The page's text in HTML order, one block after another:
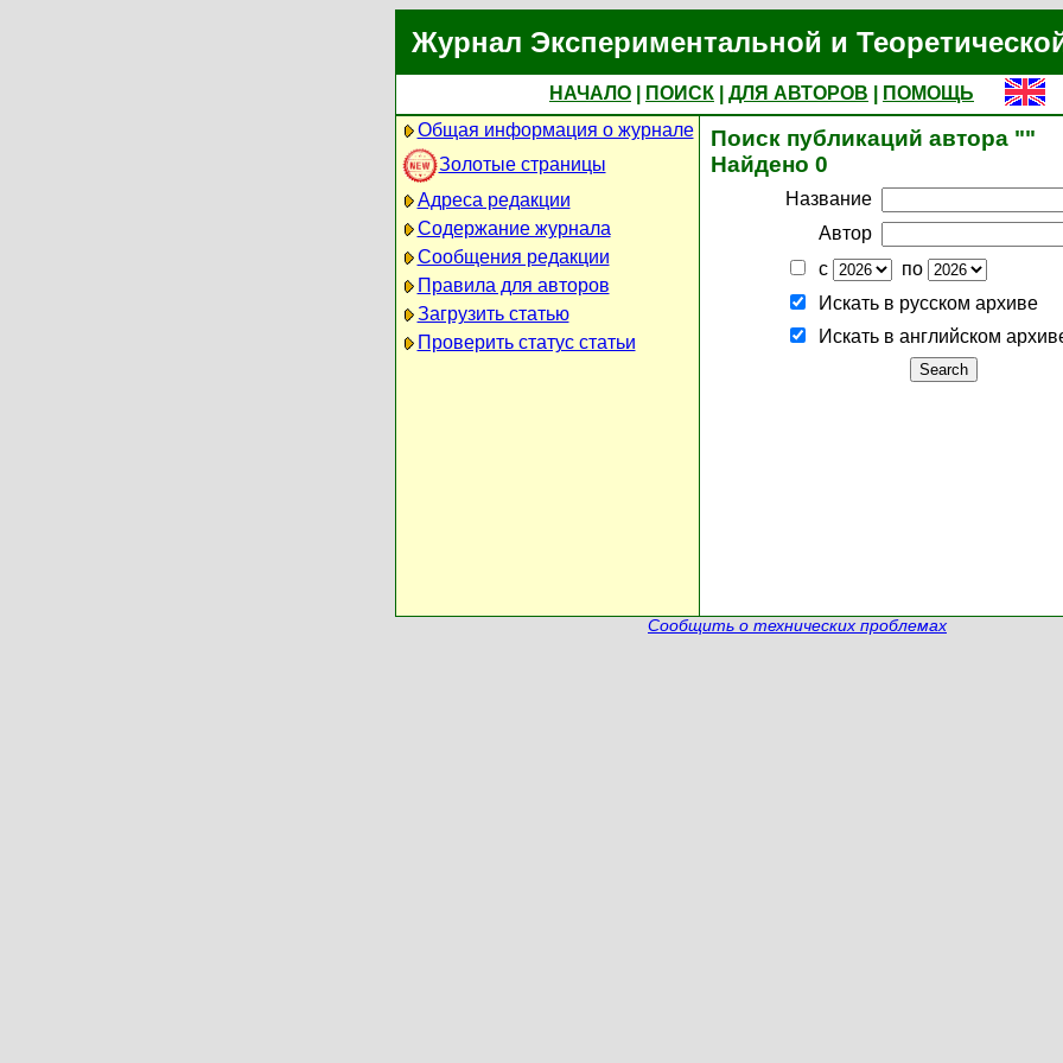
Журнал Экспериментальной и
НАЧАЛО ПОИСК ДЛЯ АВТОРОВ
ПОМОЩЬ
Общая информация о журнале
Золотые страницы
Адреса редакции
Содержание журнала
Сообщения редакции
Правила для авторов
Загрузить статью
Проверить статус статьи
Поиск публикаций автора ""
Найдено 0
Название
Автор
с
по
Искать в русском архиве
Искать в английском
Сообщить о технических проблемах